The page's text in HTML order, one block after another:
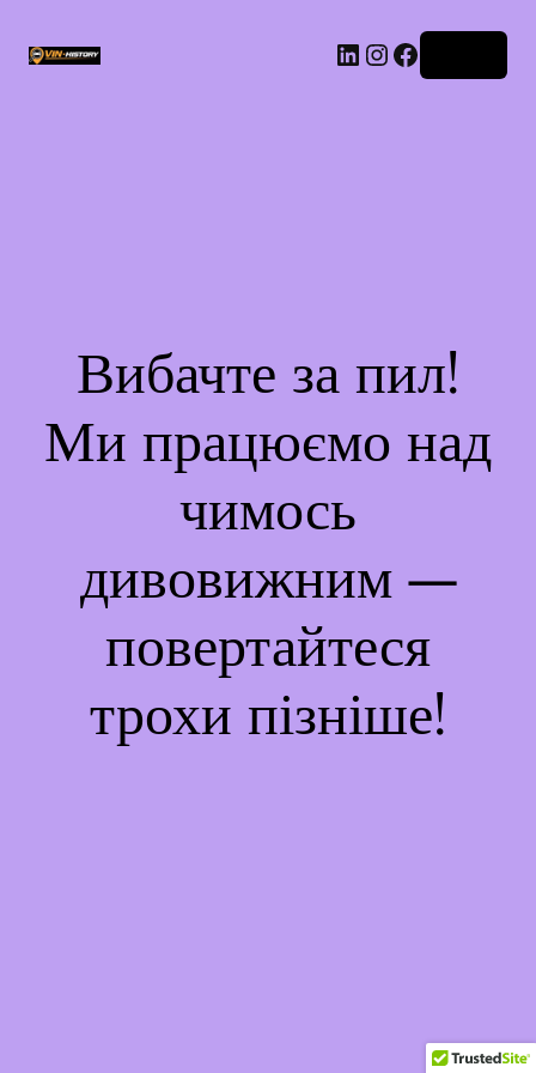
LinkedIn
Instagram
Facebook
Вибачте за пил!
Ми працюємо над
чимось
дивовижним —
повертайтеся
трохи пізніше!